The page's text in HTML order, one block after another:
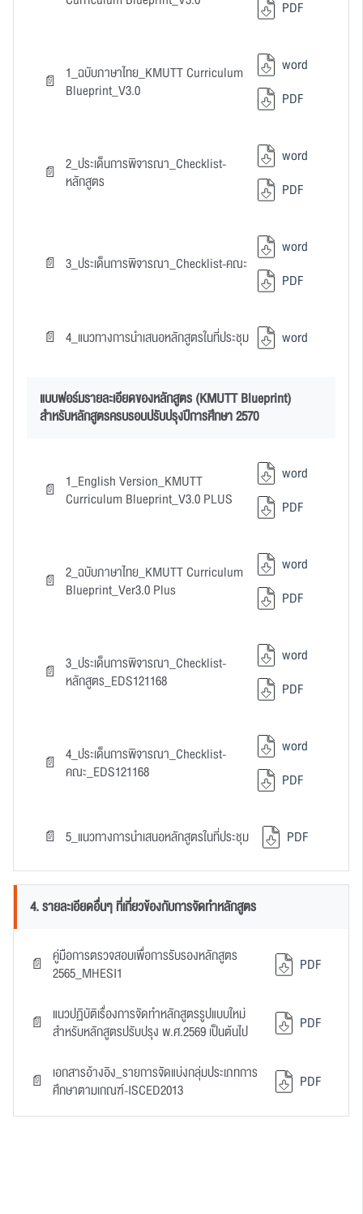
PDF
1_ฉบับภาษาไทย_KMUTT Curriculum
Blueprint_V3.0
word
PDF
2_ประเด็นการพิจารณา_Checklist-
หลักสูตร
word
PDF
3_ประเด็นการพิจารณา_Checklist-คณะ
word
PDF
4_แนวทางการนำเสนอหลักสูตรในที่ประชุม word
แบบฟอร์มรายละเอียดของหลักสูตร (KMUTT Blueprint)
สำหรับหลักสูตรครบรอบปรับปรุงปีการศึกษา 2570
1_English Version_KMUTT
Curriculum Blueprint_V3.0 PLUS
word
PDF
2_ฉบับภาษาไทย_KMUTT Curriculum
Blueprint_Ver3.0 Plus
word
PDF
3_ประเด็นการพิจารณา_Checklist-
หลักสูตร_EDS121168
word
PDF
4_ประเด็นการพิจารณา_Checklist-
คณะ_EDS121168
word
PDF
5_แนวทางการนำเสนอหลักสูตรในที่ประชุม PDF
4. รายละเอียดอื่นๆ ที่เกี่ยวข้องกับการจัดทำหลักสูตร
คู่มือการตรวจสอบเพื่อการรับรองหลักสูตร
2565_MHESI1
PDF
แนวปฏิบัติเรื่องการจัดทำหลักสูตรรูปแบบใหม่
สำหรับหลักสูตรปรับปรุง พ.ศ.2569 เป็นต้นไป
PDF
เอกสารอ้างอิง_รายการจัดแบ่งกลุ่มประเภทการ
ศึกษาตามเกณฑ์-ISCED2013
PDF